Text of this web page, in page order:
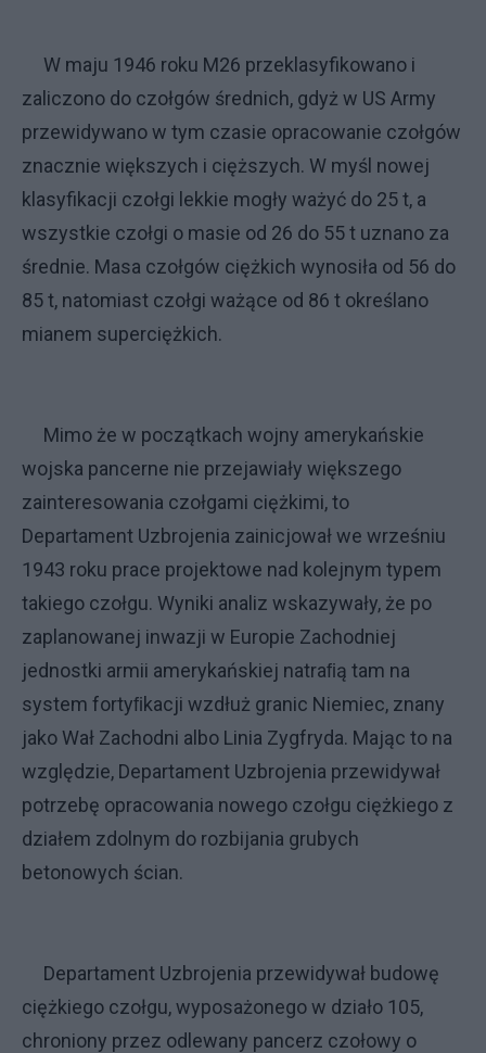
W maju 1946 roku M26 przeklasyfikowano i
zaliczono do czołgów średnich, gdyż w US Army
przewidywano w tym czasie opracowanie czołgów
znacznie większych i cięższych. W myśl nowej
klasyfikacji czołgi lekkie mogły ważyć do 25 t, a
wszystkie czołgi o masie od 26 do 55 t uznano za
średnie. Masa czołgów ciężkich wynosiła od 56 do
85 t, natomiast czołgi ważące od 86 t określano
mianem superciężkich.
Mimo że w początkach wojny amerykańskie
wojska pancerne nie przejawiały większego
zainteresowania czołgami ciężkimi, to
Departament Uzbrojenia zainicjował we wrześniu
1943 roku prace projektowe nad kolejnym typem
takiego czołgu. Wyniki analiz wskazywały, że po
zaplanowanej inwazji w Europie Zachodniej
jednostki armii amerykańskiej natraﬁą tam na
system fortyﬁkacji wzdłuż granic Niemiec, znany
jako Wał Zachodni albo Linia Zygfryda. Mając to na
względzie, Departament Uzbrojenia przewidywał
potrzebę opracowania nowego czołgu ciężkiego z
działem zdolnym do rozbijania grubych
betonowych ścian.
Departament Uzbrojenia przewidywał budowę
ciężkiego czołgu, wyposażonego w działo 105,
chroniony przez odlewany pancerz czołowy o